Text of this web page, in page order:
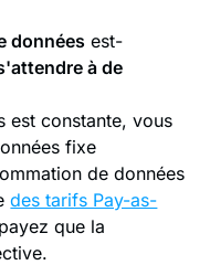
données est-
à de
est constante, vous
fixe
de données
des tarifs Pay-as-
que la